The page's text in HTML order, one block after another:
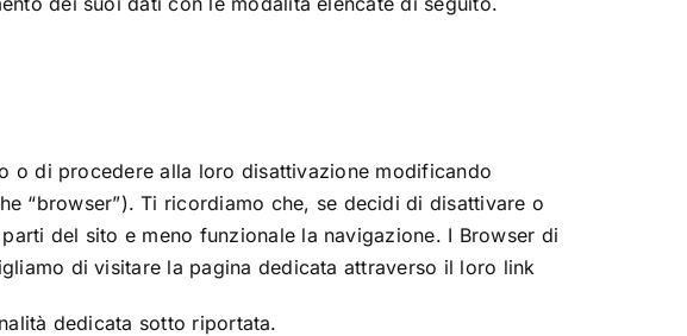
o di procedere alla loro disattivazione modificando
“browser”). Ti ricordiamo che, se decidi di disattivare o
del sito e meno funzionale la navigazione. I Browser di
di visitare la pagina dedicata attraverso il loro link
dedicata sotto riportata.